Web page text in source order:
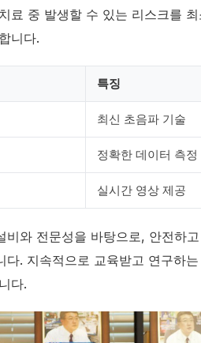
료 중 발생할 수 있는 리스크를
니다.
특징
최신 초음파 기술
정확한 데이터 측정
실시간 영상 제공
비와 전문성을 바탕으로, 안전하
다. 지속적으로 교육받고 연구하
다.